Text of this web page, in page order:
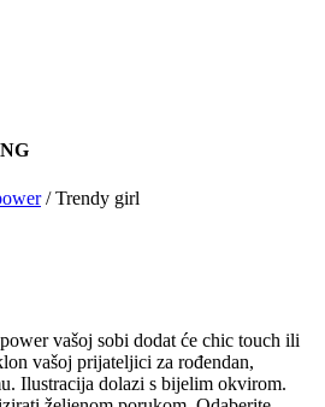
/ Trendy girl
vašoj sobi dodat će chic touch ili
vašoj prijateljici za rođendan,
Ilustracija dolazi s bijelim okvirom.